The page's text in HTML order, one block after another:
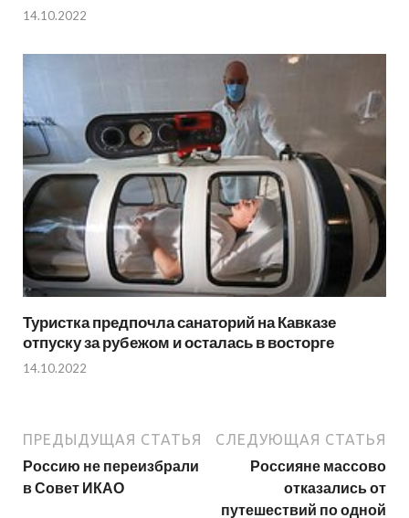
14.10.2022
Туристка предпочла санаторий на Кавказе
отпуску за рубежом и осталась в восторге
14.10.2022
ПРЕДЫДУЩАЯ СТАТЬЯ
Россию не переизбрали
в Совет ИКАО
СЛЕДУЮЩАЯ СТАТЬЯ
Россияне массово
отказались от
путешествий по одной